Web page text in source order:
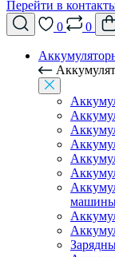
Перейти в
0
0